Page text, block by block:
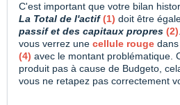
C'est important que votre bilan
La Total de l'actif (1) doit être
passif et des capitaux propres (2)
vous verrez une cellule rouge
(4) avec le montant problématique.
produit pas à cause de Budgeto,
vous ne retapez pas correctement